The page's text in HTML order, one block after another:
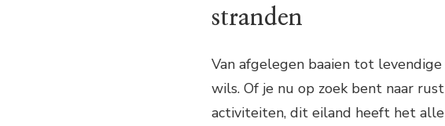
stranden
Van afgelegen baaien tot
wils. Of je nu op zoek bent naar
activiteiten, dit eiland heeft het